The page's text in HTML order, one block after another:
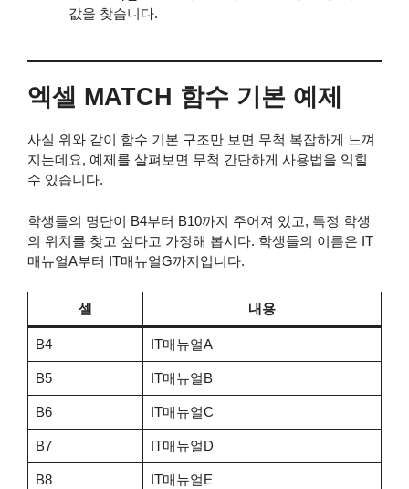
값을 찾습니다.
엑셀 MATCH 함수 기본 예제
사실 위와 같이 함수 기본 구조만 보면 무척 복잡하게 느껴
지는데요, 예제를 살펴보면 무척 간단하게 사용법을 익힐
수 있습니다.
학생들의 명단이 B4부터 B10까지 주어져 있고, 특정 학생
의 위치를 찾고 싶다고 가정해 봅시다. 학생들의 이름은 IT
매뉴얼A부터 IT매뉴얼G까지입니다.
셀 내용
B4 IT매뉴얼A
B5 IT매뉴얼B
B6 IT매뉴얼C
B7 IT매뉴얼D
B8 IT매뉴얼E